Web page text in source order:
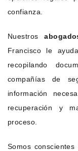
confianza.
Nuestros
Francisco le
recopilando
compañías de
información
recuperación y
proceso.
Somos